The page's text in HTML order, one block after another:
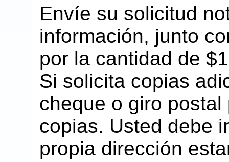
Envíe su solicitud
información, junto
por la cantidad de
Si solicita copias
cheque o giro
copias. Usted debe
propia dirección